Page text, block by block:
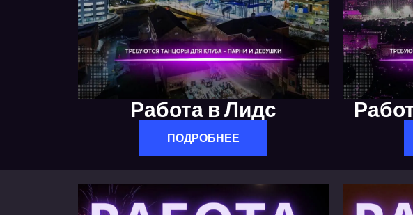
Работа в Лидс
ПОДРОБНЕЕ